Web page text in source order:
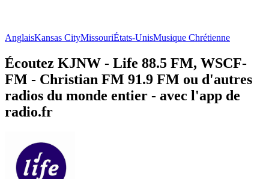
AnglaisKansas CityMissouriÉtats-UnisMusique Chrétienne
Écoutez KJNW - Life 88.5 FM, WSCF-
FM - Christian FM 91.9 FM ou d'autres
radios du monde entier - avec l'app de
radio.fr